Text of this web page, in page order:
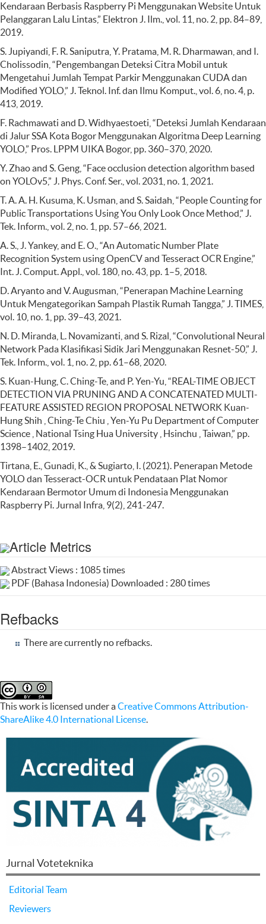
Kendaraan Berbasis Raspberry Pi Menggunakan Website Untuk
Pelanggaran Lalu Lintas,” Elektron J. Ilm., vol. 11, no. 2, pp. 84–89,
2019.
S. Jupiyandi, F. R. Saniputra, Y. Pratama, M. R. Dharmawan, and I.
Cholissodin, “Pengembangan Deteksi Citra Mobil untuk
Mengetahui Jumlah Tempat Parkir Menggunakan CUDA dan
Modified YOLO,” J. Teknol. Inf. dan Ilmu Komput., vol. 6, no. 4, p.
413, 2019.
F. Rachmawati and D. Widhyaestoeti, “Deteksi Jumlah Kendaraan
di Jalur SSA Kota Bogor Menggunakan Algoritma Deep Learning
YOLO,” Pros. LPPM UIKA Bogor, pp. 360–370, 2020.
Y. Zhao and S. Geng, “Face occlusion detection algorithm based
on YOLOv5,” J. Phys. Conf. Ser., vol. 2031, no. 1, 2021.
T. A. A. H. Kusuma, K. Usman, and S. Saidah, “People Counting for
Public Transportations Using You Only Look Once Method,” J.
Tek. Inform., vol. 2, no. 1, pp. 57–66, 2021.
A. S., J. Yankey, and E. O., “An Automatic Number Plate
Recognition System using OpenCV and Tesseract OCR Engine,”
Int. J. Comput. Appl., vol. 180, no. 43, pp. 1–5, 2018.
D. Aryanto and V. Augusman, “Penerapan Machine Learning
Untuk Mengategorikan Sampah Plastik Rumah Tangga,” J. TIMES,
vol. 10, no. 1, pp. 39–43, 2021.
N. D. Miranda, L. Novamizanti, and S. Rizal, “Convolutional Neural
Network Pada Klasifikasi Sidik Jari Menggunakan Resnet-50,” J.
Tek. Inform., vol. 1, no. 2, pp. 61–68, 2020.
S. Kuan-Hung, C. Ching-Te, and P. Yen-Yu, “REAL-TIME OBJECT
DETECTION VIA PRUNING AND A CONCATENATED MULTI-
FEATURE ASSISTED REGION PROPOSAL NETWORK Kuan-
Hung Shih , Ching-Te Chiu , Yen-Yu Pu Department of Computer
Science , National Tsing Hua University , Hsinchu , Taiwan,” pp.
1398–1402, 2019.
Tirtana, E., Gunadi, K., & Sugiarto, I. (2021). Penerapan Metode
YOLO dan Tesseract-OCR untuk Pendataan Plat Nomor
Kendaraan Bermotor Umum di Indonesia Menggunakan
Raspberry Pi. Jurnal Infra, 9(2), 241-247.
Article Metrics
Abstract Views : 1085 times
PDF (Bahasa Indonesia) Downloaded : 280 times
Refbacks
There are currently no refbacks.
This work is licensed under aCreative Commons Attribution-
ShareAlike 4.0 International License.
Jurnal Voteteknika
Editorial Team
Reviewers